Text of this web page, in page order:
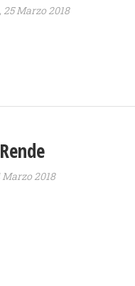
Marzo 2018
Marzo 2018